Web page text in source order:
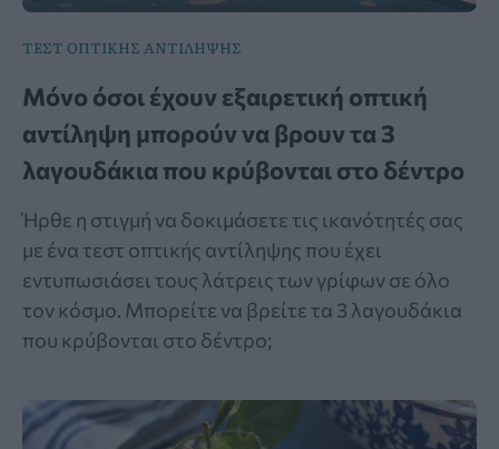
ΤΕΣΤ ΟΠΤΙΚΗΣ ΑΝΤΙΛΗΨΗΣ
Μόνο όσοι έχουν εξαιρετική οπτική
αντίληψη μπορούν να βρουν τα 3
λαγουδάκια που κρύβονται στο δέντρο
Ήρθε η στιγμή να δοκιμάσετε τις ικανότητές σας
με ένα τεστ οπτικής αντίληψης που έχει
εντυπωσιάσει τους λάτρεις των γρίφων σε όλο
τον κόσμο. Μπορείτε να βρείτε τα 3 λαγουδάκια
που κρύβονται στο δέντρο;